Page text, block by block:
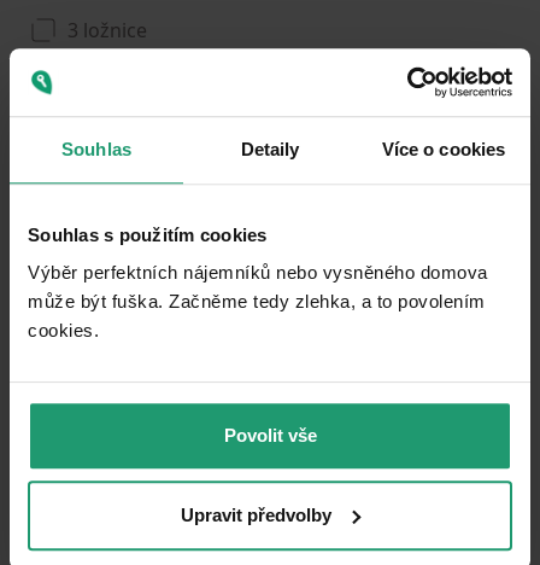
Souhlas Detaily Více o cookies
Souhlas s použitím cookies
Výběr perfektních nájemníků nebo vysněného domova
může být fuška. Začněme tedy zlehka, a to povolením
cookies.​
Povolit vše
Upravit předvolby
3 ložnice
0
12 3
Add to favorites